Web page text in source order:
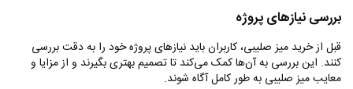
بررسی نیازهای پروژه
قبل از خرید میز صلیبی، کاربران باید نیازهای پروژه خود را به دقت بررسی
کنند. این بررسی به آن‌ها کمک می‌کند تا تصمیم بهتری بگیرند و از مزایا و
معایب میز صلیبی به طور کامل آگاه شوند.